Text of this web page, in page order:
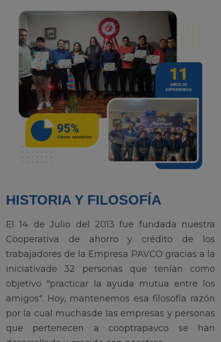
HISTORIA Y FILOSOFÍA
El 14 de Julio del 2013 fue fundada nuestra
Cooperativa de ahorro y crédito de los
trabajadores de la Empresa PAVCO gracias a la
iniciativade 32 personas que tenían como
objetivo "practicar la ayuda mutua entre los
amigos". Hoy, mantenemos esa filosofía razón
por la cual muchasde las empresas y personas
que pertenecen a cooptrapavco se han